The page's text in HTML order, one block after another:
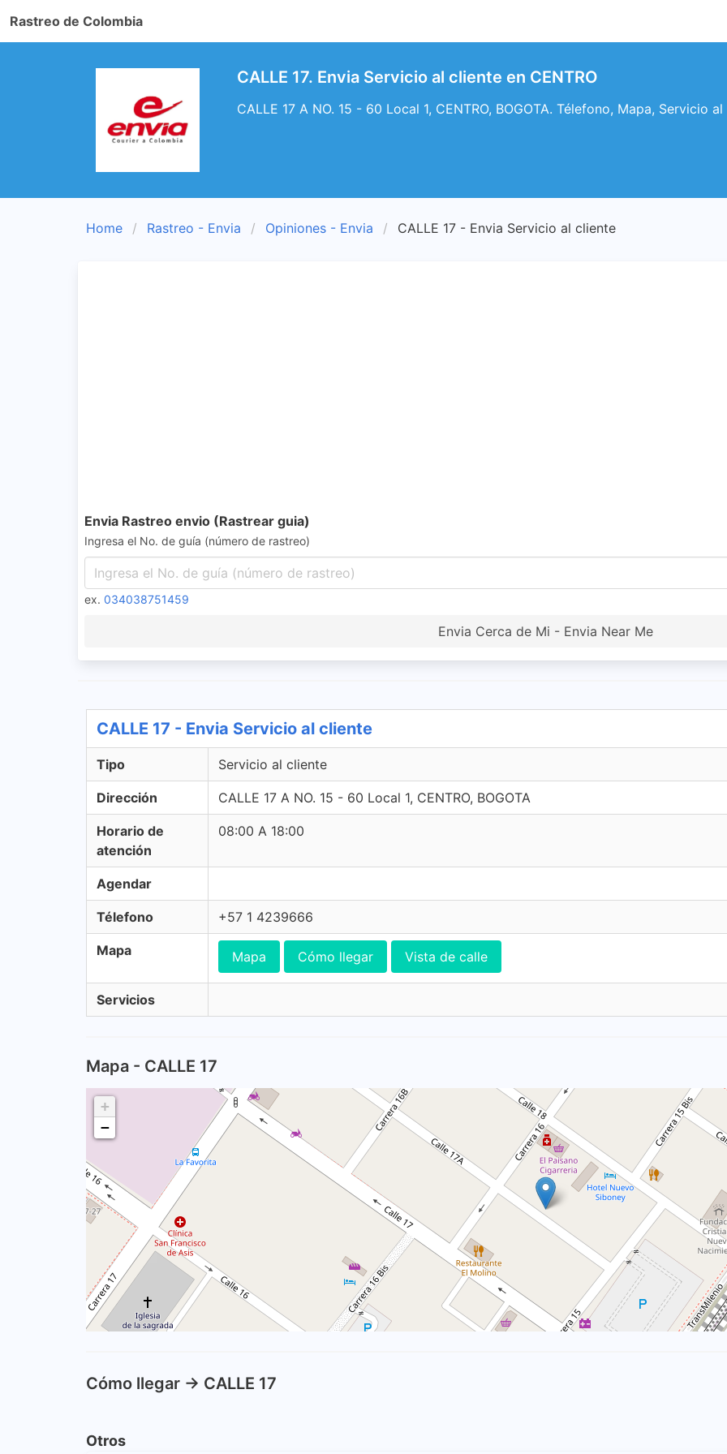
Rastreo de Colombia
CALLE 17. Envia Servicio al cliente en CENTRO
CALLE 17 A NO. 15 - 60 Local 1, CENTRO, BOGOTA. Télefono, Mapa, Servicio
Home Rastreo - Envia Opiniones - Envia CALLE 17 - Envia Servicio al cliente
Envia Rastreo envio (Rastrear guia)
Ingresa el No. de guía (número de rastreo)
ex. 034038751459
Envia Cerca de Mi - Envia Near Me
CALLE 17 - Envia Servicio al cliente
Tipo Servicio al cliente
Dirección CALLE 17 A NO. 15 - 60 Local 1, CENTRO, BOGOTA
Horario de
atención
08:00 A 18:00
Agendar
Télefono +57 1 4239666
Mapa Mapa Cómo llegar Vista de calle
Servicios
Mapa - CALLE 17
+
−
Cómo llegar -> CALLE 17
Otros